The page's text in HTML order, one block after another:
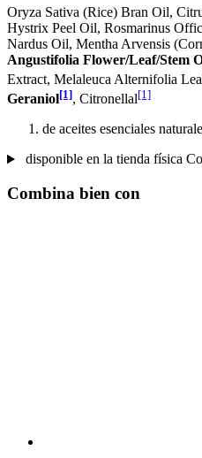
Oryza Sativa (Rice) Bran Oil,
Hystrix Peel Oil, Rosmarinus
Nardus Oil, Mentha Arvensis
Angustifolia Flower/Leaf/Stem
Extract, Melaleuca Alternifolia
Geraniol[1], Citronellal[1]
de aceites esenciales
disponible en la tienda física
Combina bien con